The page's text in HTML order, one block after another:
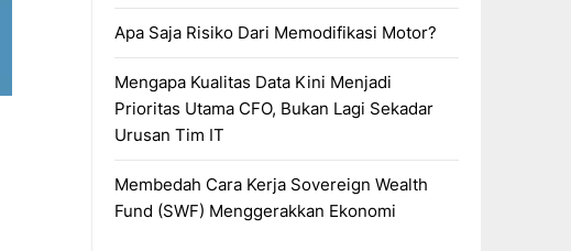
Apa Saja Risiko Dari Memodifikasi Motor?
Mengapa Kualitas Data Kini Menjadi
Prioritas Utama CFO, Bukan Lagi Sekadar
Urusan Tim IT
Membedah Cara Kerja Sovereign Wealth
Fund (SWF) Menggerakkan Ekonomi